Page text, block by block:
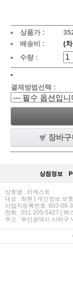
상품가 :
배송비 : (
수량 :
결제방법선택 :
장바구
상점정보
상호명 : 리캐스트
대표 : 최현 | 개인정보 보
사업자등록번호 :603-06-
전화 : 051-205-5427 | 팩
주소 : 부산광역시 사하구